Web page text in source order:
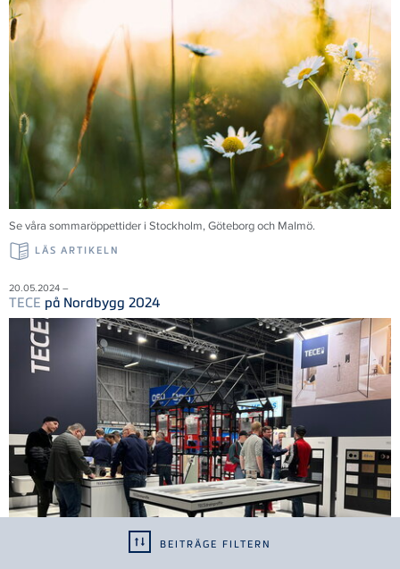
BEITRÄGE FILTERN
Se våra sommaröppettider i Stockholm, Göteborg och Malmö.
LÄS ARTIKELN
20.05.2024 –
TECE på Nordbygg 2024